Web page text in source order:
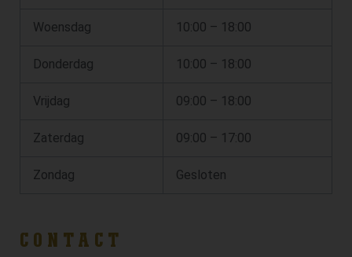
Woensdag 10:00 – 18:00
Donderdag 10:00 – 18:00
Vrijdag 09:00 – 18:00
Zaterdag 09:00 – 17:00
Zondag Gesloten
CONTACT